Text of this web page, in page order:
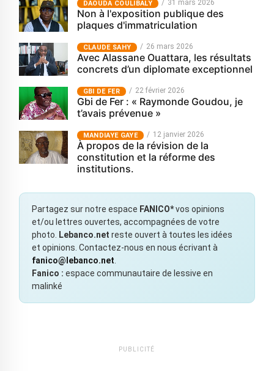
‎DAOUDA COULIBALY 31 mars 2026
Non à l'exposition publique des
plaques d'immatriculation
CLAUDE SAHY 26 mars 2026
Avec Alassane Ouattara, les résultats
concrets d’un diplomate exceptionnel
GBI DE FER 22 février 2026
Gbi de Fer : « Raymonde Goudou, je
t’avais prévenue »
MANDIAYE GAYE 12 janvier 2026
À propos de la révision de la
constitution et la réforme des
institutions.
Partagez sur notre espace FANICO*vos opinions
et/ou lettres ouvertes, accompagnées de votre
photo.
Lebanco.net reste ouvert à toutes les idées
et opinions. Contactez-nous en nous écrivant à
fanico@lebanco.net
Fanico : espace communautaire de lessive en
malinké
PUBLICITÉ